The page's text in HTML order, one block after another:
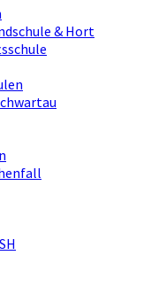
& Hort